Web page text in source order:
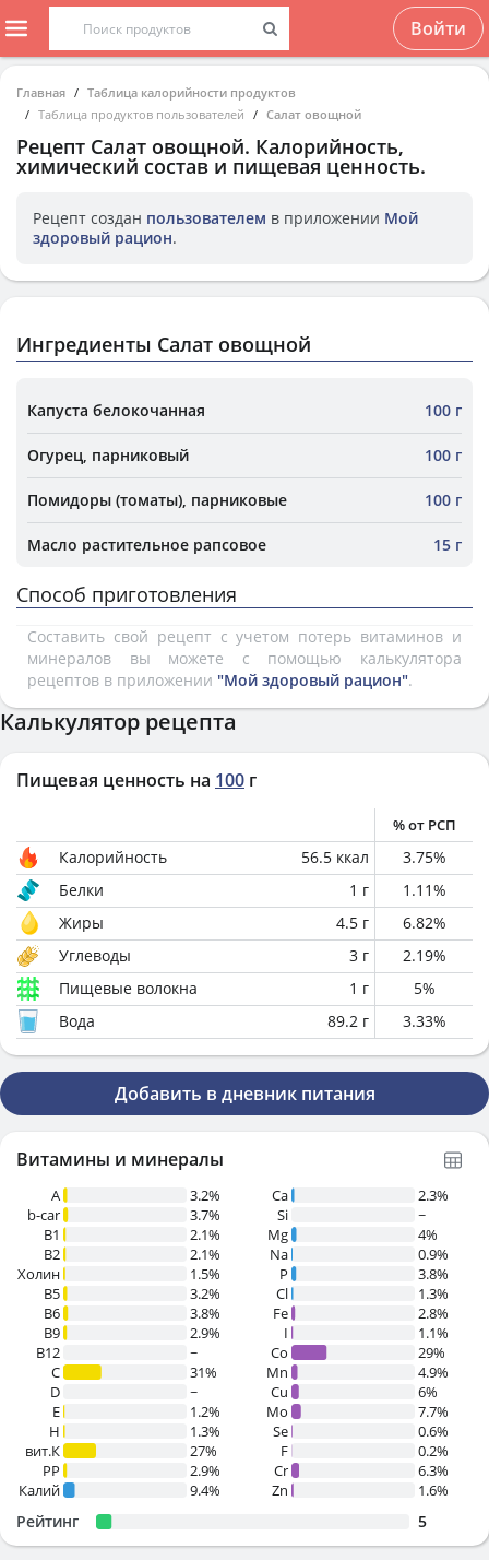
Войти
Главная
Таблица калорийности продуктов
Таблица продуктов пользователей
Салат овощной
Рецепт Салат овощной. Калорийность,
химический состав и пищевая ценность.
Рецепт создан пользователем в приложении Мой
здоровый рацион.
Ингредиенты Салат овощной
Капуста белокочанная 100 г
Огурец, парниковый 100 г
Помидоры (томаты), парниковые 100 г
Масло растительное рапсовое 15 г
Способ приготовления
Составить свой рецепт с учетом потерь витаминов и
минералов вы можете с помощью калькулятора
рецептов в приложении "Мой здоровый рацион".
Калькулятор рецепта
Пищевая ценность на 100 г
% от РСП
Калорийность 56.5 ккал 3.75%
Белки
1 г 1.11%
Жиры
4.5 г 6.82%
Углеводы
3 г 2.19%
Пищевые волокна
1 г 5%
Вода
89.2 г 3.33%
Добавить в дневник питания
Витамины и минералы
A
3.2%
b-car
3.7%
В1
2.1%
B2
2.1%
Холин
1.5%
B5
3.2%
B6
3.8%
B9
2.9%
B12
~
C
31%
D
~
E
1.2%
H
1.3%
вит.К
27%
PP
2.9%
Калий
9.4%
Ca
2.3%
Si
~
Mg
4%
Na
0.9%
P
3.8%
Cl
1.3%
Fe
2.8%
I
1.1%
Co
29%
Mn
4.9%
Cu
6%
Mo
7.7%
Se
0.6%
F
0.2%
Cr
6.3%
Zn
1.6%
Рейтинг 5